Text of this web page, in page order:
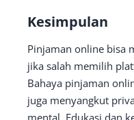
Kesimpulan
Pinjaman online bisa
jika salah memilih
Bahaya pinjaman
juga menyangkut
mental. Edukasi dan